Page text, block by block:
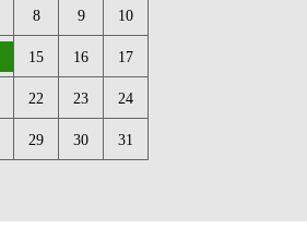
8 9 10
15 16 17
22 23 24
29 30
31